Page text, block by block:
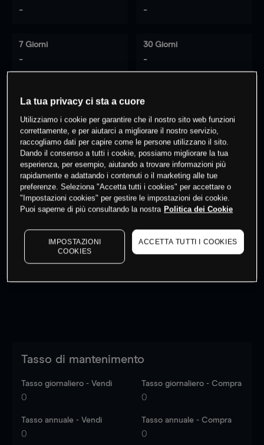
- -
7 Giorni
-
30 Giorni
-
% dei clienti hanno posizioni
questo prodotto
Fai trading
I prezzi sono solo indicativi. Accediper vedere gli ultimi
dati di mercato
to see latest market data
Tasso di mantenimento
Tasso giornaliero - Vendi
0
Tasso giornaliero - Compra
0
Tasso annuale - Vendi
0
Tasso annuale - Compra
0
La tua privacy ci sta a cuore
Utilizziamo i cookie per garantire che il nostro sito web funzioni
correttamente, e per aiutarci a migliorare il nostro servizio,
raccogliamo dati per capire come le persone utilizzano il sito.
Dando il consenso a tutti i cookie, possiamo migliorare la tua
esperienza, per esempio, aiutando a trovare informazioni più
rapidamente e adattando i contenuti o il marketing alle tue
preferenze. Seleziona "Accetta tutti i cookies" per accettare o
"Impostazioni cookies" per gestire le impostazioni dei cookie.
Puoi saperne di più consultando la nostra Politica dei Cookie
IMPOSTAZIONI
COOKIES
ACCETTA TUTTI I COOKIES